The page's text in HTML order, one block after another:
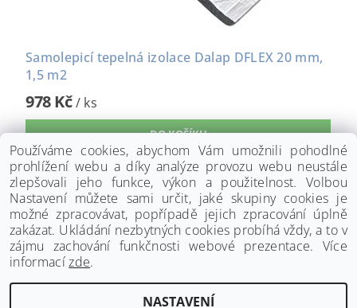
Samolepicí tepelná izolace Dalap DFLEX 20 mm,
1,5 m2
978 Kč/ ks
www.palmat.cz
Používáme cookies, abychom Vám umožnili pohodlné
prohlížení webu a díky analýze provozu webu neustále
zlepšovali jeho funkce, výkon a použitelnost. Volbou
Nastavení můžete sami určit, jaké skupiny cookies je
možné zpracovávat, popřípadě jejich zpracování úplně
zakázat. Ukládání nezbytných cookies probíhá vždy, a to v
zájmu zachování funkčnosti webové prezentace. Více
informacízde.
NASTAVENÍ